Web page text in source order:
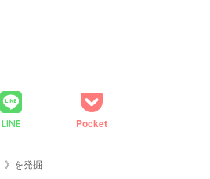
LINE Pocket